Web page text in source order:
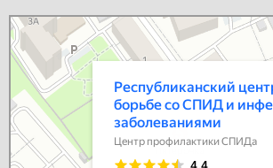
Республиканский центр по профилактике и борьбе со
инфекционными заболеваниями
Центр профилактики СПИДа в Казани